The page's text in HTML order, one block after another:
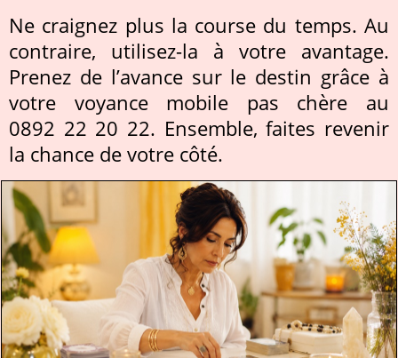
Ne craignez plus la course du temps. Au
contraire, utilisez-la à votre avantage.
Prenez de l’avance sur le destin grâce à
votre voyance mobile pas chère au
0892 22 20 22. Ensemble, faites revenir
la chance de votre côté.